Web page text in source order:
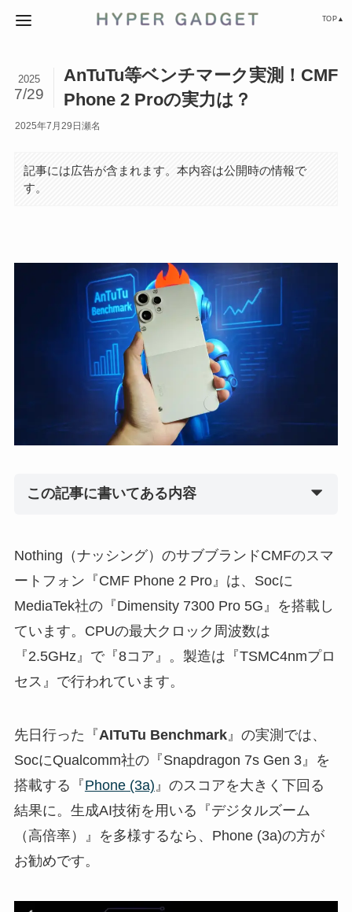
TOP▲
AnTuTu等ベンチマーク実測！CMF
Phone 2 Proの実力は？
2025
7/29
2025年7月29日 瀬名
記事には広告が含まれます。本内容は公開時の情報で
す。
この記事に書いてある内容
Nothing（ナッシング）のサブブランドCMFのスマ
ートフォン『CMF Phone 2 Pro』は、Socに
MediaTek社の『Dimensity 7300 Pro 5G』を搭載し
ています。CPUの最大クロック周波数は
『2.5GHz』で『8コア』。製造は『TSMC4nmプロ
セス』で行われています。
先日行った『AITuTu Benchmark』の実測では、
SocにQualcomm社の『Snapdragon 7s Gen 3』を
搭載する『Phone (3a) 』のスコアを大きく下回る
結果に。生成AI技術を用いる『デジタルズーム
（高倍率）』を多様するなら、Phone (3a)の方が
お勧めです。